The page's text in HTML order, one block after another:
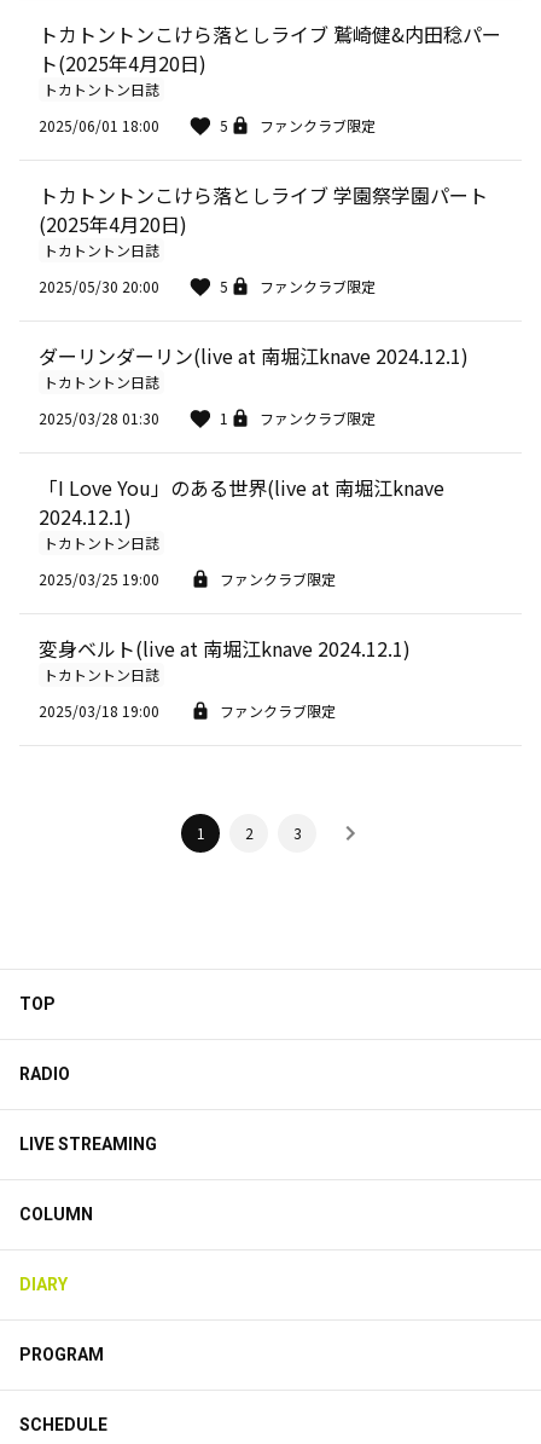
トカトントンこけら落としライブ 鷲崎健&内田稔パー
ト(2025年4月20日)
トカトントン日誌
2025/06/01 18:00
5 ファンクラブ限定
トカトントンこけら落としライブ 学園祭学園パート
(2025年4月20日)
トカトントン日誌
2025/05/30 20:00
5 ファンクラブ限定
ダーリンダーリン(live at 南堀江knave 2024.12.1)
トカトントン日誌
2025/03/28 01:30
1 ファンクラブ限定
「I Love You」のある世界(live at 南堀江knave
2024.12.1)
トカトントン日誌
2025/03/25 19:00
ファンクラブ限定
変身ベルト(live at 南堀江knave 2024.12.1)
トカトントン日誌
2025/03/18 19:00
ファンクラブ限定
1 2 3
TOP
RADIO
LIVE STREAMING
COLUMN
DIARY
PROGRAM
SCHEDULE